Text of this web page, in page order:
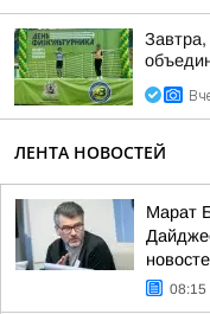
Завтра,
ЛЕНТА НОВОСТЕЙ
Марат
08:15